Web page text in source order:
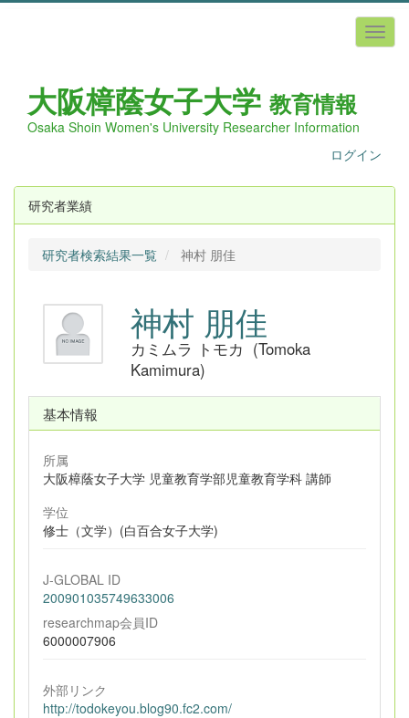
大阪樟蔭女子大学 教育情報
Osaka Shoin Women's University Researcher Information
ログイン
研究者業績
研究者検索結果一覧 神村 朋佳
神村 朋佳
カミムラ トモカ (Tomoka
Kamimura)
基本情報
所属
大阪樟蔭女子大学 児童教育学部児童教育学科 講師
学位
修士（文学）(白百合女子大学)
J-GLOBAL ID
200901035749633006
researchmap会員ID
6000007906
外部リンク
http://todokeyou.blog90.fc2.com/